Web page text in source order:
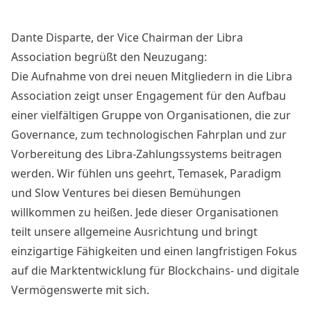
Dante Disparte, der Vice Chairman der Libra
Association begrüßt den Neuzugang:
Die Aufnahme von drei neuen Mitgliedern in die Libra
Association zeigt unser Engagement für den Aufbau
einer vielfältigen Gruppe von Organisationen, die zur
Governance, zum technologischen Fahrplan und zur
Vorbereitung des Libra-Zahlungssystems beitragen
werden. Wir fühlen uns geehrt, Temasek, Paradigm
und Slow Ventures bei diesen Bemühungen
willkommen zu heißen. Jede dieser Organisationen
teilt unsere allgemeine Ausrichtung und bringt
einzigartige Fähigkeiten und einen langfristigen Fokus
auf die Marktentwicklung für Blockchains- und digitale
Vermögenswerte mit sich.